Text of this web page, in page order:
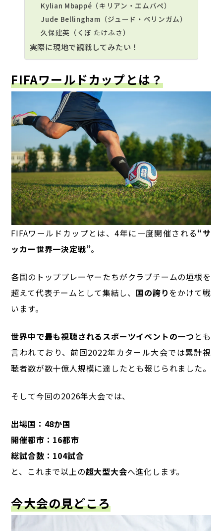
Kylian Mbappé（キリアン・エムバペ）
Jude Bellingham（ジュード・ベリンガム）
久保建英（くぼ たけふさ）
実際に現地で観戦してみたい！
FIFAワールドカップとは？
FIFAワールドカップとは、4年に一度開催される“サ
ッカー世界一決定戦”。
各国のトッププレーヤーたちがクラブチームの垣根を
超えて代表チームとして集結し、 国の誇りをかけて戦
います。
世界中で最も視聴されるスポーツイベントの一つ とも
言われており、前回2022年カタール大会では累計視
聴者数が数十億人規模に達したとも報じられました。
そして今回の2026年大会では、
出場国：48か国
開催都市：16都市
総試合数：104試合
と、これまで以上の超大型大会へ進化します。
今大会の見どころ